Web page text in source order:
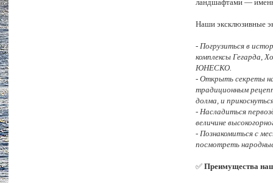
ландшафтами —
Наши эксклюзивные
- Погрузиться в
комплексы Гегарда,
ЮНЕСКО.
- Открыть секреты
традиционным
долма, и
- Насладиться
величине
- Познакомиться с
посмотреть
✅Преимущества